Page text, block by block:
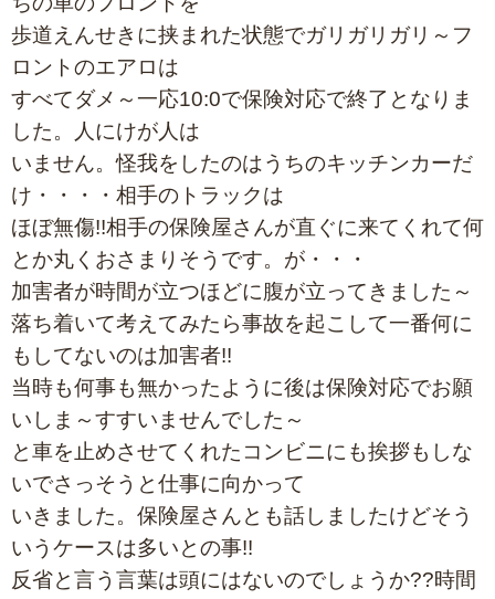
歩道えんせきに挟まれた状態でガリガリガリ～フ
ロントのエアロは
すべてダメ～一応10:0で保険対応で終了となりま
した。人にけが人は
いません。怪我をしたのはうちのキッチンカーだ
け・・・・相手のトラックは
ほぼ無傷!!相手の保険屋さんが直ぐに来てくれて何
とか丸くおさまりそうです。が・・・
加害者が時間が立つほどに腹が立ってきました～
落ち着いて考えてみたら事故を起こして一番何に
もしてないのは加害者!!
当時も何事も無かったように後は保険対応でお願
いしま～すすいませんでした～
と車を止めさせてくれたコンビニにも挨拶もしな
いでさっそうと仕事に向かって
いきました。保険屋さんとも話しましたけどそう
いうケースは多いとの事!!
反省と言う言葉は頭にはないのでしょうか??時間